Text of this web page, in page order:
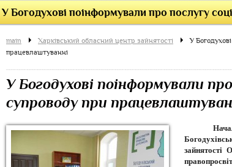
У Богодухові поінформували про послугу
main Харківський обласний центр зайнятості
У
працевлаштуванні
У Богодухові поінформували
супроводу при
зайнятості